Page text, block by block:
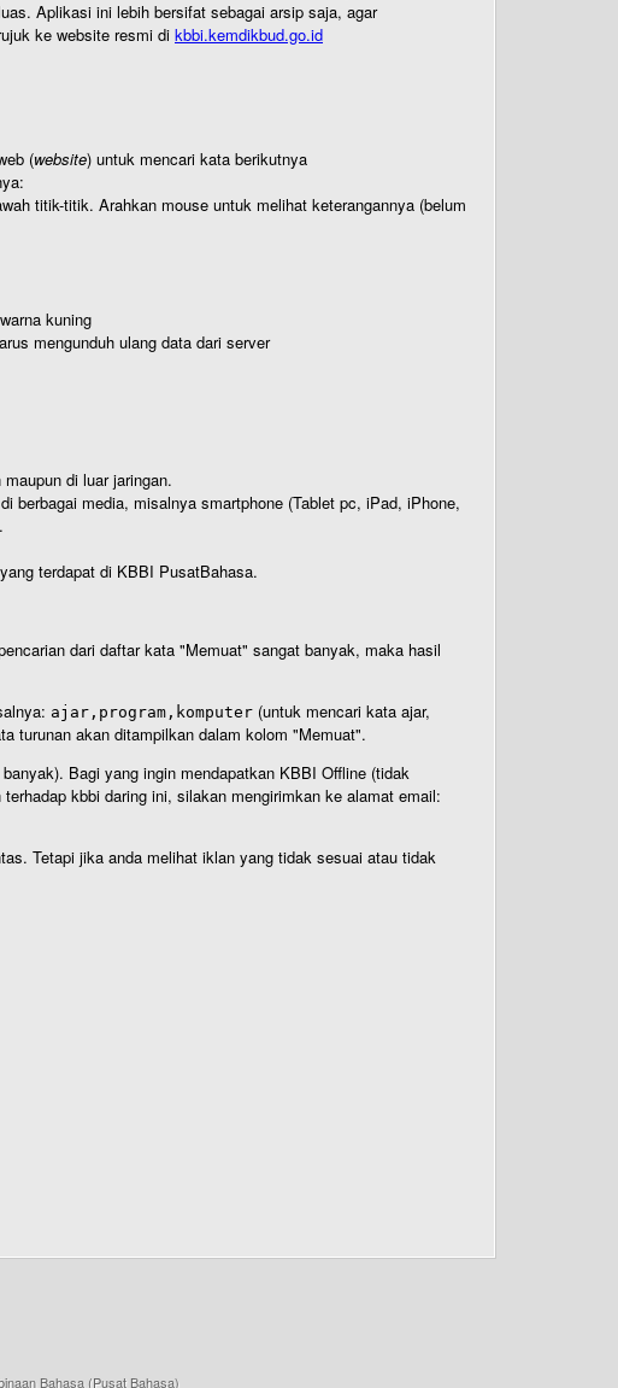
Aplikasi ini lebih bersifat sebagai arsip saja, agar
ke website resmi di kbbi.kemdikbud.go.id
(website) untuk mencari kata berikutnya
titik-titik. Arahkan mouse untuk melihat keterangannya (belum
kuning
mengunduh ulang data dari server
di luar jaringan.
berbagai media, misalnya smartphone (Tablet pc, iPad, iPhone,
terdapat di KBBI PusatBahasa.
dari daftar kata "Memuat" sangat banyak, maka hasil
ajar,program,komputer (untuk mencari kata ajar,
turunan akan ditampilkan dalam kolom "Memuat".
Bagi yang ingin mendapatkan KBBI Offline (tidak
kbbi daring ini, silakan mengirimkan ke alamat email:
Tetapi jika anda melihat iklan yang tidak sesuai atau tidak
Bahasa (Pusat Bahasa)